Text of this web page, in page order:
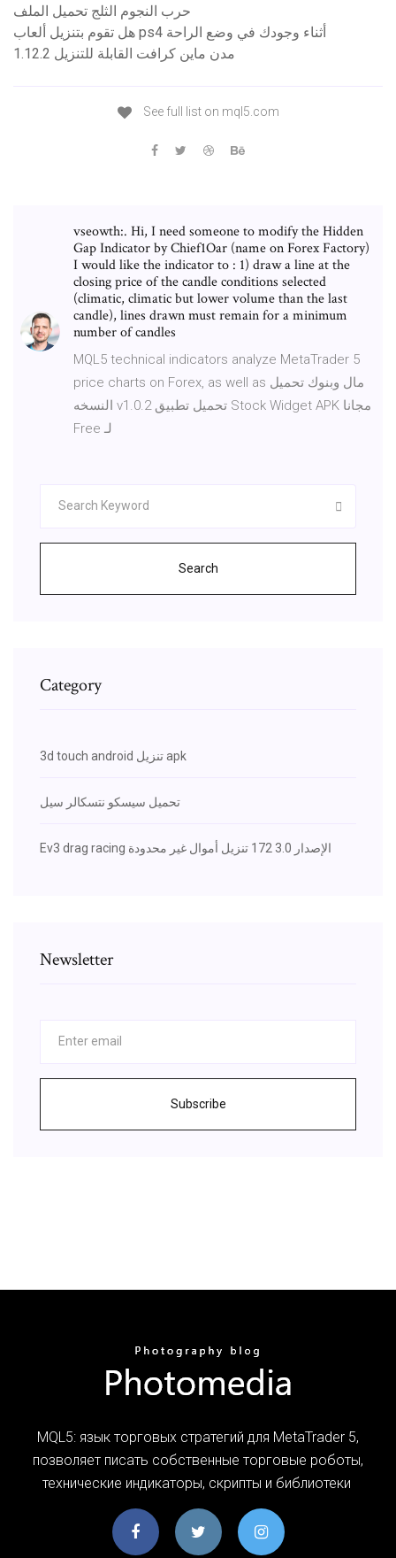
حرب النجوم الثلج تحميل الملف
هل تقوم بتنزيل ألعاب ps4 أثناء وجودك في وضع الراحة
مدن ماين كرافت القابلة للتنزيل 1.12.2
See full list on mql5.com
vseowth:. Hi, I need someone to modify the Hidden
Gap Indicator by Chief1Oar (name on Forex Factory)
I would like the indicator to : 1) draw a line at the
closing price of the candle conditions selected
(climatic, climatic but lower volume than the last
candle), lines drawn must remain for a minimum
number of candles
MQL5 technical indicators analyze MetaTrader 5
price charts on Forex, as well as مال وبنوك تحميل
النسخه v1.0.2 تحميل تطبيق Stock Widget APK مجانا
Search
Category
3d touch android تنزيل apk
تحميل سيسكو نتسكالر سيل
Ev3 drag racing الإصدار 3.0 172 تنزيل أموال غير محدودة
Newsletter
Subscribe
MQL5: язык торговых стратегий для MetaTrader 5,
позволяет писать собственные торговые роботы,
технические индикаторы, скрипты и библиотеки